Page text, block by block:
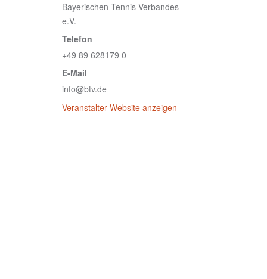
Bayerischen Tennis-Verbandes
e.V.
Telefon
+49 89 628179 0
E-Mail
info@btv.de
Veranstalter-Website anzeigen